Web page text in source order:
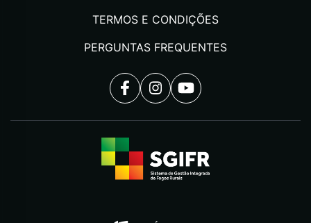
TERMOS E CONDIÇÕES
PERGUNTAS FREQUENTES